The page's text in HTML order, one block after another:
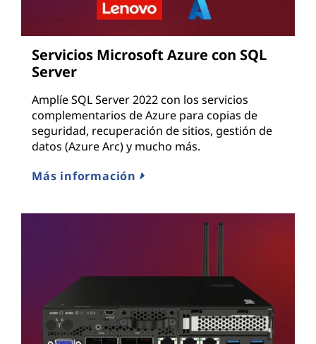
Servicios Microsoft Azure con SQL
Server
Amplíe SQL Server 2022 con los servicios
complementarios de Azure para copias de
seguridad, recuperación de sitios, gestión de
datos (Azure Arc) y mucho más.
Más información